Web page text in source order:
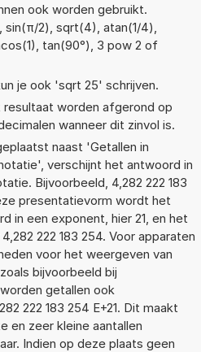
ook worden gebruikt.
sin(π/2), sqrt(4), atan(1/4),
tan(90°), 3 pow 2 of
je ook 'sqrt 25' schrijven.
resultaat worden afgerond op
wanneer dit zinvol is.
naast 'Getallen in
verschijnt het antwoord in
Bijvoorbeeld, 4,282 222 183
presentatievorm wordt het
in een exponent, hier 21, en het
222 183 254. Voor apparaten
voor het weergeven van
bijvoorbeeld bij
getallen ook
222 183 254 E+21. Dit maakt
en zeer kleine aantallen
Indien op deze plaats geen